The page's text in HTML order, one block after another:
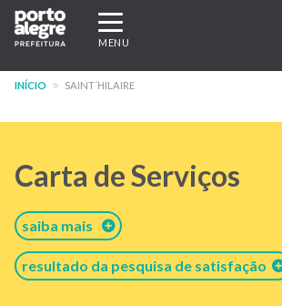
Pular
para
conteúdo
Expandir/recolher
navegação
MENU
INÍCIO SAINT´HILAIRE
Carta de Serviços
saiba mais
resultado da pesquisa de satisfação